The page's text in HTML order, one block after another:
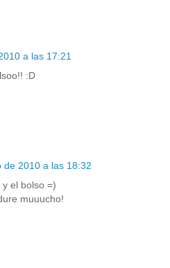
a las 17:21
:D
de 2010 a las 18:32
el bolso =)
muuucho!